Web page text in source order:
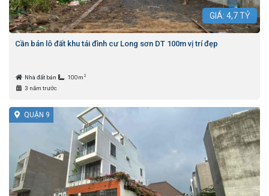
GIÁ: 4,7TỶ
Cần bán lô đất khu tái đình cư Long sơn DT 100m vị trí đẹp
Nhà đất bán 100m 2
3 năm trước
QUẬN 9